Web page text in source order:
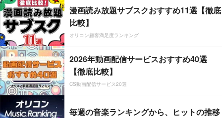
漫画読み放題サブスクおすすめ11選【徹底
比較】
オリコン顧客満足度ランキング
2026年動画配信サービスおすすめ40選
【徹底比較】
CS動画配信サービス20選
毎週の音楽ランキングから、ヒットの推移